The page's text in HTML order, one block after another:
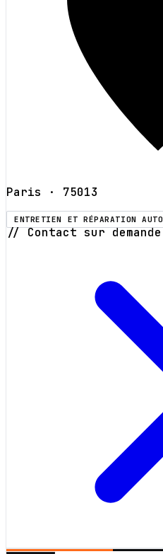
Paris · 75013
ENTRETIEN ET RÉPARATION AUTO
// Contact sur demande